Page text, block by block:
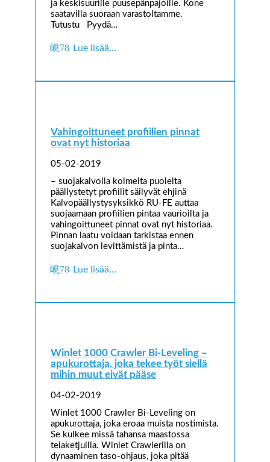
ja keskisuurille puusepänpajoille. Kone
saatavilla suoraan varastoltamme.
Tutustu Pyydä…
Lue lisää…
Vahingoittuneet profiilien pinnat
ovat nyt historiaa
05-02-2019
– suojakalvolla kolmelta puolelta
päällystetyt profiilit säilyvät ehjinä
Kalvopäällystysyksikkö RU-FE auttaa
suojaamaan profiilien pintaa vaurioilta ja
vahingoittuneet pinnat ovat nyt historiaa.
Pinnan laatu voidaan tarkistaa ennen
suojakalvon levittämistä ja pinta…
Lue lisää…
Winlet 1000 Crawler Bi-Leveling –
apukurottaja, joka tekee työt siellä
mihin muut eivät pääse
04-02-2019
Winlet 1000 Crawler Bi-Leveling on
apukurottaja, joka eroaa muista nostimista.
Se kulkee missä tahansa maastossa
telaketjuilla. Winlet Crawlerilla on
dynaaminen taso-ohjaus, joka pitää